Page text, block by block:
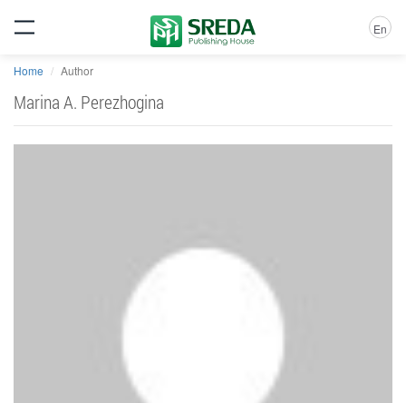
En
Home Author
Marina A. Perezhogina